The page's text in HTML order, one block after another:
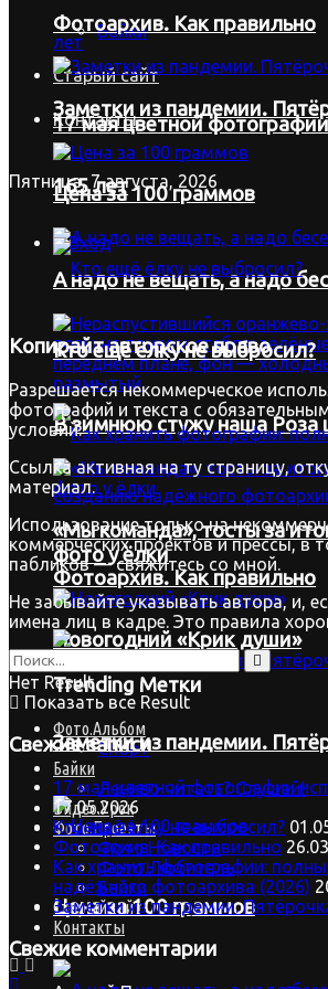
Байки
Старый сайт
Контакты
Пятница, 7 августа, 2026
Вход
Фотоархив. Как правильно
Заметки из пандемии.
Цена за 100 граммов
А надо не вещать, а надо
В зимнюю стужу наша Роза
«Мы команда», тосты за
фото у ёлки
Новогодний «Крик души»
Trending Метки
Фото.Альбом
Спорт
Байки
Лениво читать? Слушай!
Видео.Урок
Фото.Проекты
Фото.Новости
Фото.Любитель
Байки
Старый сайт
Контакты
17 мая цветной
165 лет
Кто ещё ёлку не выбросил?
Фотоархив. Как правильно
Заметки из пандемии.
Цена за 100 граммов
Копирайтавторское право
Разрешается некоммерческое
фотографий и текста с
условий:
Ссылка активная на ту страницу,
материал.
Использование только на
коммерческих проектов и прессы, в
пабликов — свяжитесь со мной.
Не забывайте указывать автора, и,
имена лиц в кадре. Это правила
Нет Result
Показать все Result
Свежие записи
17 мая цветной фотографии
17.05.2026
Кто ещё ёлку не выбросил?
Фотоархив. Как правильно
Как хранить фотографии:
надёжного фотоархива (2026)
Заметки из пандемии.
Свежие комментарии